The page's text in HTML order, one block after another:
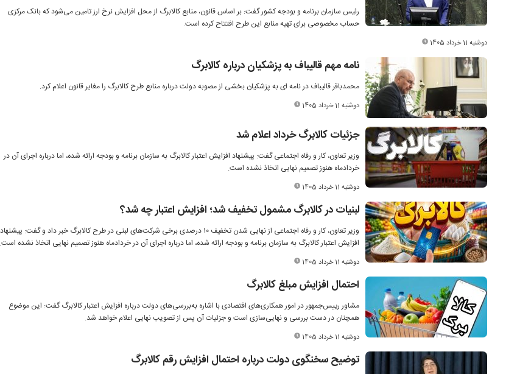
رئیس سازمان برنامه و بودجه کشور گفت: بر اساس قانون، منابع کالابرگ از محل افزایش نرخ ارز تامین می‌شود که بانک مرکزی
حساب مخصوصی برای تهیه منابع این طرح افتتاح کرده است.
دوشنبه 11 خرداد 1405
نامه مهم قالیباف به پزشکیان درباره کالابرگ
محمدباقر قالیباف در نامه ای به پزشکیان بخشی از مصوبه دولت درباره منابع طرح کالابرگ را مغایر قانون اعلام کرد.
دوشنبه 11 خرداد 1405
جزئیات کالابرگ خرداد اعلام شد
وزیر تعاون، کار و رفاه اجتماعی گفت: پیشنهاد افزایش اعتبار کالابرگ به سازمان برنامه و بودجه ارائه شده، اما درباره اجرای آن در
خردادماه هنوز تصمیم نهایی اتخاذ نشده است.
دوشنبه 11 خرداد 1405
لبنیات در کالابرگ مشمول تخفیف شد؛ افزایش اعتبار چه شد؟
وزیر تعاون، کار و رفاه اجتماعی از نهایی شدن تخفیف ۱۰ درصدی برخی شرکت‌های لبنی در طرح کالابرگ خبر داد و گفت: پیشنهاد
افزایش اعتبار کالابرگ به سازمان برنامه و بودجه ارائه شده، اما درباره اجرای آن در خردادماه هنوز تصمیم نهایی اتخاذ نشده است.
دوشنبه 11 خرداد 1405
احتمال افزایش مبلغ کالابرگ
مشاور رییس‌جمهور در امور همکاری‌های اقتصادی با اشاره به‌بررسی‌های دولت درباره افزایش اعتبار کالابرگ گفت: این موضوع
همچنان در دست بررسی و نهایی‌سازی است و جزئیات آن پس از تصویب نهایی اعلام خواهد شد.
دوشنبه 11 خرداد 1405
توضیح سخنگوی دولت درباره احتمال افزایش رقم کالابرگ